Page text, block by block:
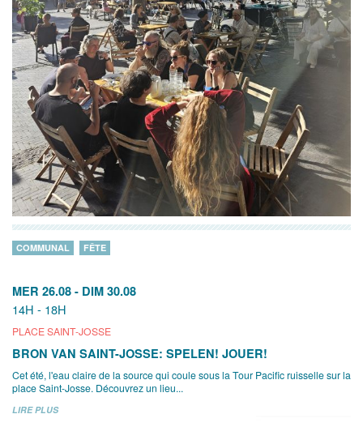
MER 26.08 - DIM 30.08
14H - 18H
PLACE SAINT-JOSSE
COMMUNAL FÊTE
BRON VAN SAINT-JOSSE: SPELEN! JOUER!
Cet été, l'eau claire de la source qui coule sous la Tour Pacific ruisselle sur la
place Saint-Josse. Découvrez un lieu...
LIRE PLUS